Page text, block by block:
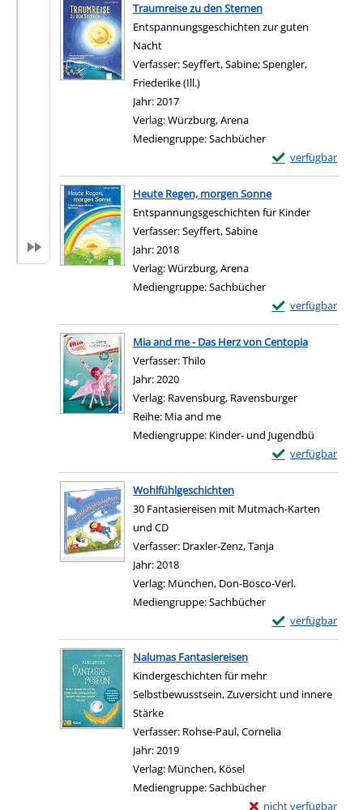
Traumreise zu den Sternen
Entspannungsgeschichten zur guten
Nacht
Verfasser:Seyffert, Sabine;Spengler,
Friederike (Ill.)
Jahr:2017
Verlag:Würzburg, Arena
Mediengruppe:Sachbücher
verfügbar
Exemplar-Details
Zum Download
Heute Regen, morgen Sonne
Entspannungsgeschichten für Kinder
Verfasser:Seyffert, Sabine
Jahr:2018
Verlag:Würzburg, Arena
Mediengruppe:Sachbücher
verfügbar
Exemplar-Details
Zum Download
Mia and me - Das Herz von Centopia
Verfasser:Thilo
Jahr:2020
Verlag: Ravensburg, Ravensburger
Reihe: Mia and me
Mediengruppe: Kinder- und Jugendbü
verfügbar
Exemplar-Details
Zum Download
Wohlfühlgeschichten
30 Fantasiereisen mit Mutmach-Karten
und CD
Verfasser: Draxler-Zenz, Tanja
Jahr:2018
Verlag: München, Don-Bosco-Verl.
Mediengruppe:Sachbücher
verfügbar
Exemplar-
Zum Download
Nalumas Fantasiereisen
Kindergeschichten für mehr
Selbstbewusstsein, Zuversicht und innere
Stärke
Verfasser: Rohse-Paul, Cornelia
Jahr:2019
Verlag: München, Kösel
Mediengruppe:Sachbücher
nicht verfügbar
Exemplar-Details von